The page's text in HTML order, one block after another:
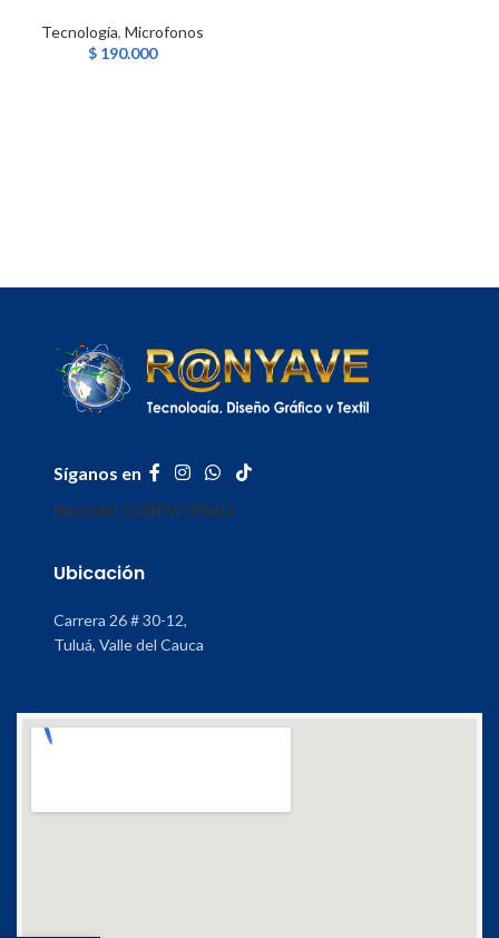
Tecnología, Microfonos
$190.000
Síganos en
INICIOMI CUENTATIENDA
Ubicación
Carrera 26 # 30-12,
Tuluá, Valle del Cauca